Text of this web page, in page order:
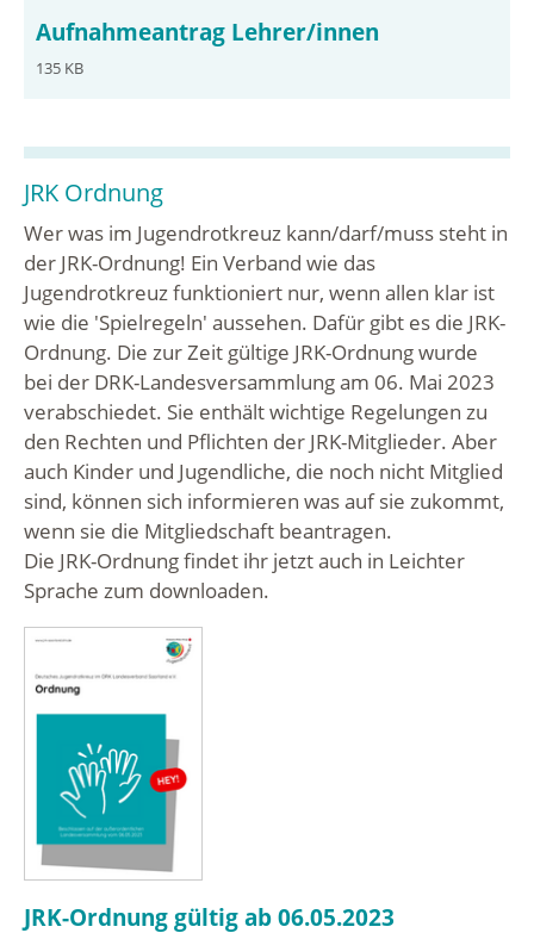
Aufnahmeantrag Lehrer/innen
135 KB
JRK Ordnung
Wer was im Jugendrotkreuz kann/darf/muss steht in
der JRK-Ordnung! Ein Verband wie das
Jugendrotkreuz funktioniert nur, wenn allen klar ist
wie die 'Spielregeln' aussehen. Dafür gibt es die JRK-
Ordnung. Die zur Zeit gültige JRK-Ordnung wurde
bei der DRK-Landesversammlung am 06. Mai 2023
verabschiedet. Sie enthält wichtige Regelungen zu
den Rechten und Pflichten der JRK-Mitglieder. Aber
auch Kinder und Jugendliche, die noch nicht Mitglied
sind, können sich informieren was auf sie zukommt,
wenn sie die Mitgliedschaft beantragen.
Die JRK-Ordnung findet ihr jetzt auch in Leichter
Sprache zum downloaden.
JRK-Ordnung gültig ab 06.05.2023